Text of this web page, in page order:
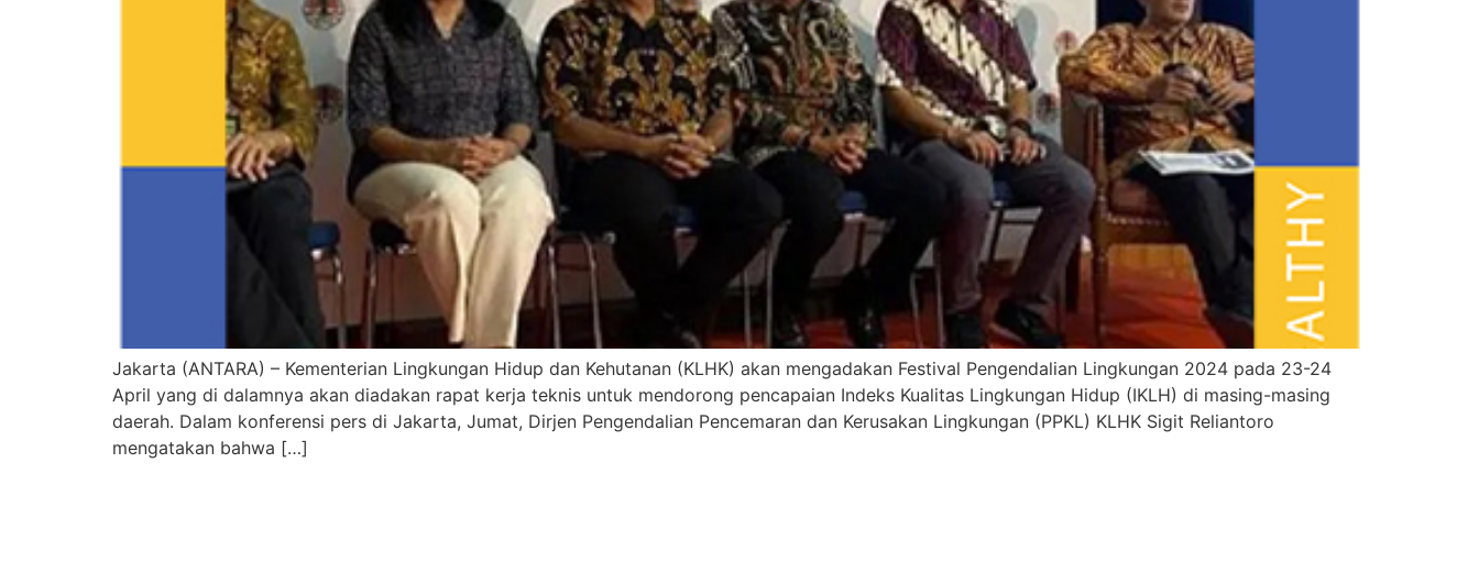
Jakarta (ANTARA) – Kementerian Lingkungan Hidup dan Kehutanan (KLHK) akan mengadakan Festival Pengendalian Lingkungan 2024 pada 23-24
April yang di dalamnya akan diadakan rapat kerja teknis untuk mendorong pencapaian Indeks Kualitas Lingkungan Hidup (IKLH) di masing-masing
daerah. Dalam konferensi pers di Jakarta, Jumat, Dirjen Pengendalian Pencemaran dan Kerusakan Lingkungan (PPKL) KLHK Sigit Reliantoro
mengatakan bahwa […]